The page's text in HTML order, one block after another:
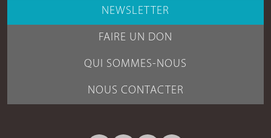
NEWSLETTER
FAIRE UN DON
QUI SOMMES-NOUS
NOUS CONTACTER